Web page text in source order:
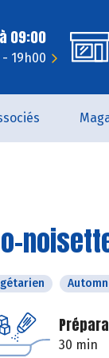
09:00
19h00
30 min